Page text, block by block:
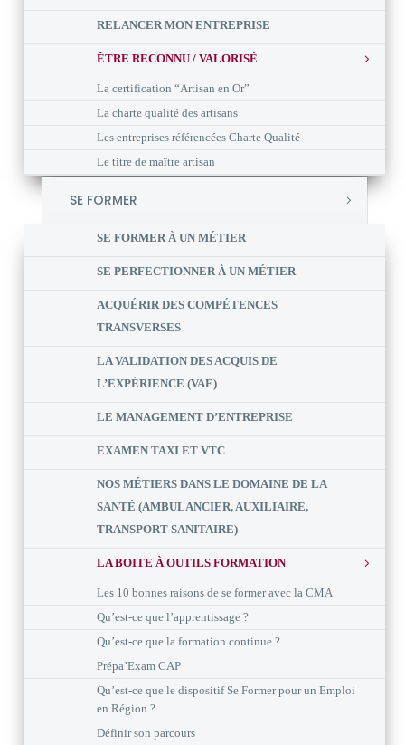
RELANCER MON ENTREPRISE
ÊTRE RECONNU / VALORISÉ
La certification “Artisan en Or”
La charte qualité des artisans
Les entreprises référencées Charte Qualité
Le titre de maître artisan
SE FORMER
SE FORMER À UN MÉTIER
SE PERFECTIONNER À UN MÉTIER
ACQUÉRIR DES COMPÉTENCES
TRANSVERSES
LA VALIDATION DES ACQUIS DE
L’EXPÉRIENCE (VAE)
LE MANAGEMENT D’ENTREPRISE
EXAMEN TAXI ET VTC
NOS MÉTIERS DANS LE DOMAINE DE LA
SANTÉ (AMBULANCIER, AUXILIAIRE,
TRANSPORT SANITAIRE)
LA BOITE À OUTILS FORMATION
Les 10 bonnes raisons de se former avec la CMA
Qu’est-ce que l’apprentissage ?
Qu’est-ce que la formation continue ?
Prépa’Exam CAP
Qu’est-ce que le dispositif Se Former pour un Emploi
en Région ?
Définir son parcours